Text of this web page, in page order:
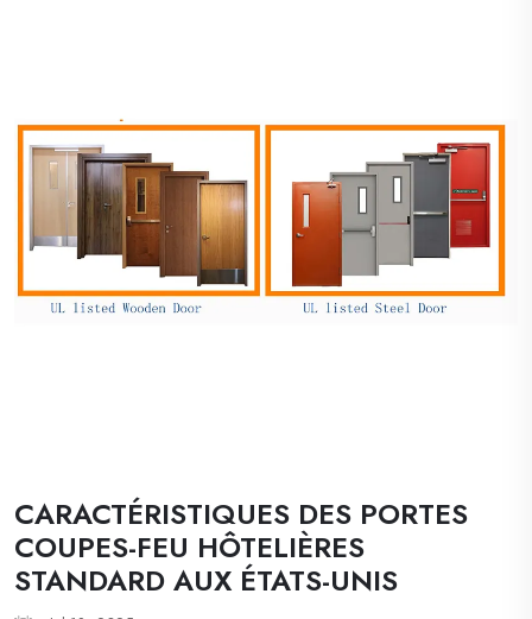
CARACTÉRISTIQUES DES PORTES
COUPES-FEU HÔTELIÈRES
STANDARD AUX ÉTATS-UNIS